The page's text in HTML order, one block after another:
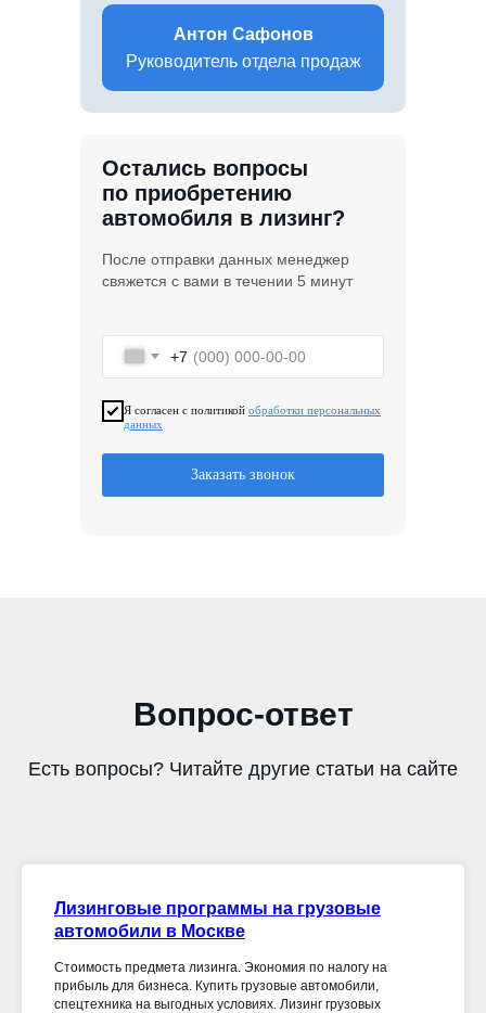
+7
Я согласен с политикой обработки персональных
данных
Заказать звонок
Остались вопросы
по приобретению
автомобиля в лизинг?
После отправки данных менеджер
свяжется с вами в течении 5 минут
Антон Сафонов
Руководитель отдела продаж
Вопрос-ответ
Есть вопросы? Читайте другие статьи на сайте
Лизинговые программы на грузовые
автомобили в Москве
Стоимость предмета лизинга. Экономия по налогу на
прибыль для бизнеса. Купить грузовые автомобили,
спецтехника на выгодных условиях. Лизинг грузовых